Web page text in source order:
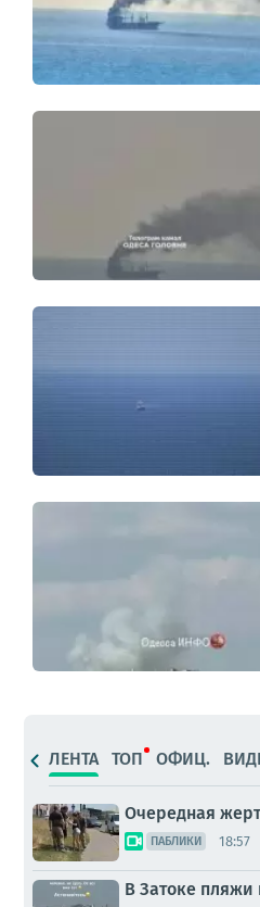
ЛЕНТА ТОП ОФИЦ.
Очередная
ПАБЛИКИ 18:57
В Затоке